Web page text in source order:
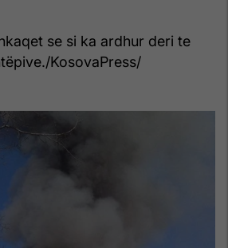
se si ka ardhur deri te
KosovaPress/